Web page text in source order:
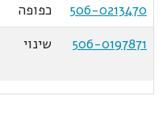
506-0213470
כפופה
506-0197871
שינוי